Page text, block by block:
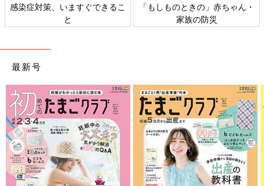
出典：Instagramアカウント「nkr__mm」
とうもろこし由来原料100%でできた安心安全のベビー食器メー
カーであるiiwan。持ちやすさにもこだわっており、絶妙なカー
ブの持ち手で食器に手を添える習慣が身に付きますよ。
ダイソー、セリアetc.「可愛いサイズ
感染症対策、いますぐできるこ
と
「もしものときの」赤ちゃん・
家族の防災
最新号